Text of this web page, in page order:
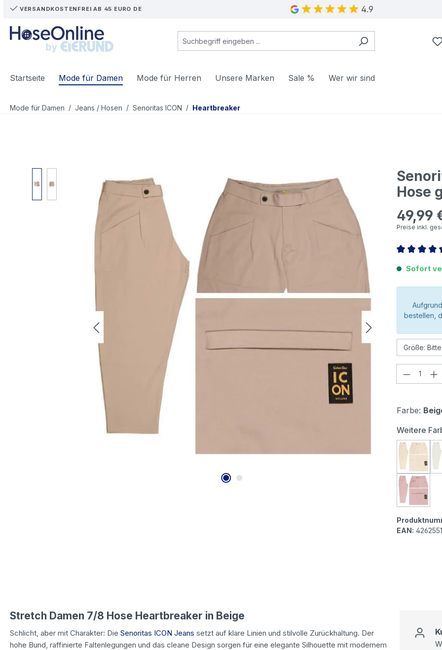
Hauptinhalt springen
Zur Suche springen
Zur Hauptnavigation springen
VERSANDKOSTENFREI AB 45 EURO DE 4.9
Startseite Mode für Damen Mode für Herren Unsere Marken Sale % Wer wir sind
Mode für Damen / Jeans / Hosen / Senoritas ICON / Heartbreaker
Hose
Regulärer
49,99
Preise inkl.
Sofort
bestellen,
Farbe:
Weitere
EAN:
Stretch Damen 7/8 Hose Heartbreaker in Beige
Schlicht, aber mit Charakter: Die Senoritas ICON Jeans setzt auf klare Linien und stilvolle Zurückhaltung. Der
hohe Bund, raffinierte Faltenlegungen und das cleane Design sorgen für eine elegante Silhouette mit modernem